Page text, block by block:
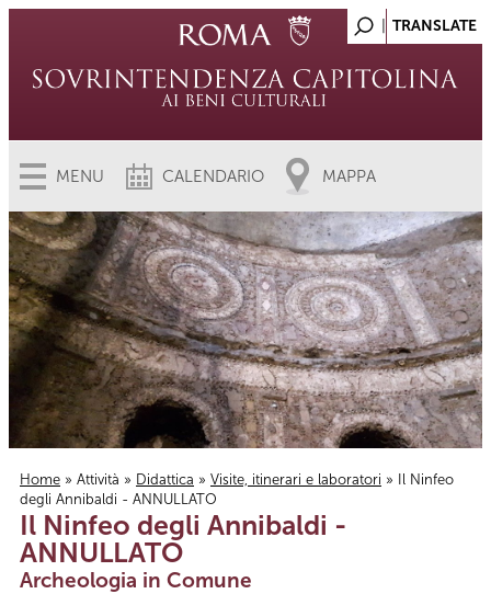
MENU CALENDARIO MAPPA
Tu sei qui
Home » Attività » Didattica » Visite, itinerari e laboratori » Il Ninfeo
degli Annibaldi - ANNULLATO
Il Ninfeo degli Annibaldi -
ANNULLATO
Archeologia in Comune